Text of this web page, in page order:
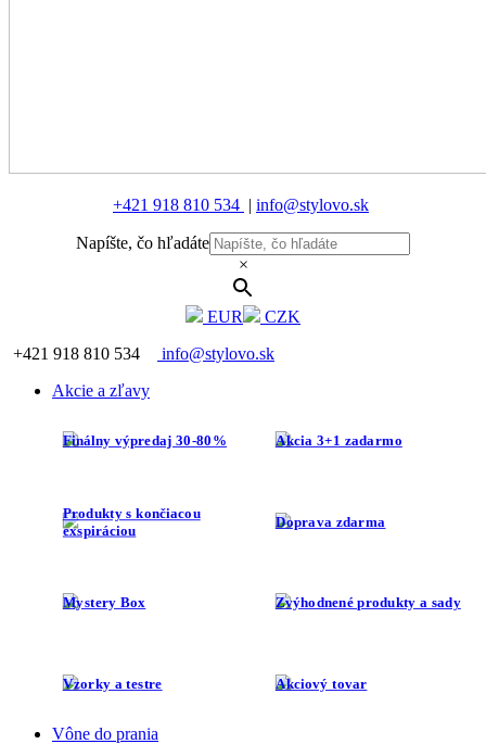
+421 918 810 534 | info@stylovo.sk
Napíšte, čo hľadáte
×
EUR
CZK
+421 918 810 534
info@stylovo.sk
Akcie a zľavy
Finálny výpredaj 30-80% Akcia 3+1 zadarmo
Produkty s končiacou
exspiráciou
Doprava zdarma
Mystery Box Zvýhodnené produkty a sady
Vzorky a testre Akciový tovar
Vône do prania